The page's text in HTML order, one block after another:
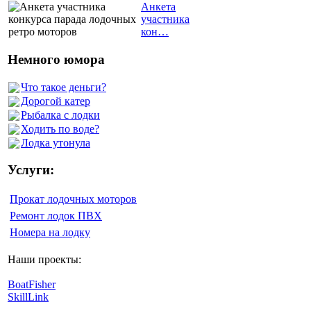
Анкета
участника
кон…
Немного юмора
Что такое деньги?
Дорогой катер
Рыбалка с лодки
Ходить по воде?
Лодка утонула
Услуги:
Прокат лодочных моторов
Ремонт лодок ПВХ
Номера на лодку
Наши проекты:
BoatFisher
SkillLink